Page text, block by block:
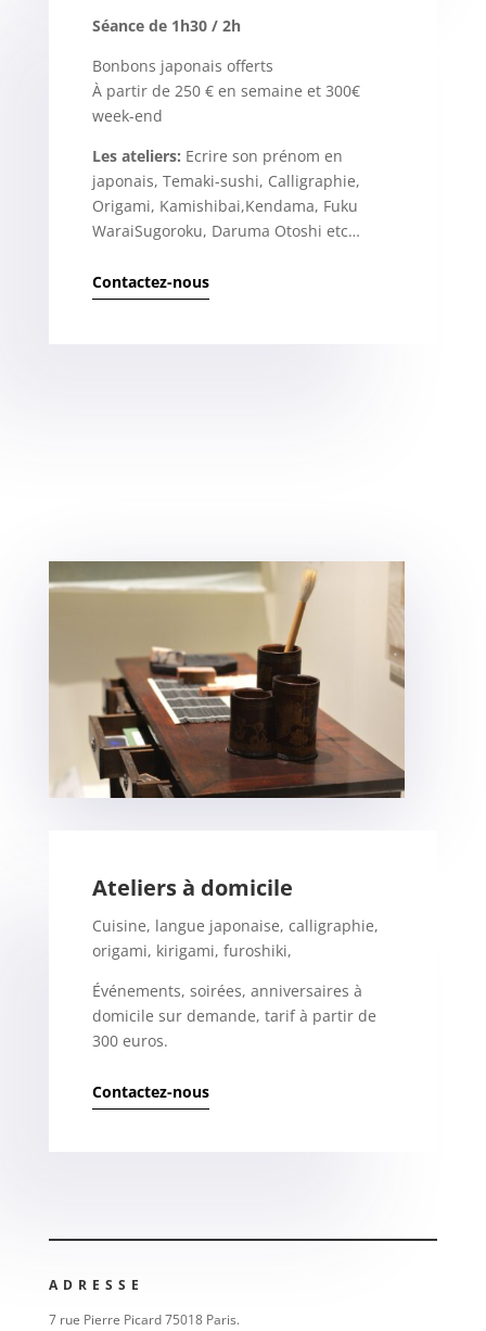
Séance de 1h30 / 2h
Bonbons japonais offerts
À partir de 250 € en semaine et 300€
week-end
Les ateliers: Ecrire son prénom en
japonais, Temaki-sushi, Calligraphie,
Origami, Kamishibai,Kendama, Fuku
WaraiSugoroku, Daruma Otoshi etc…
Contactez-nous
Ateliers à domicile
Cuisine, langue japonaise, calligraphie,
origami, kirigami, furoshiki,
Événements, soirées, anniversaires à
domicile sur demande, tarif à partir de
300 euros.
Contactez-nous
ADRESSE
7 rue Pierre Picard 75018 Paris.